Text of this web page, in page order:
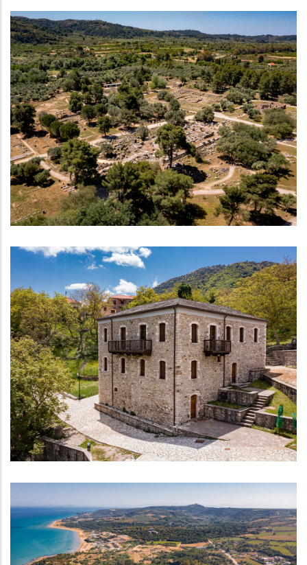
Αρχαιολογικός χώρος Αρχαίας Ολυμπίας
ΜΟΥΣΕΊΑ - ΑΡΧΑΙΟΛΟΓΙΚΟΊ ΧΏΡΟΙ
«Αρχοντικό Πετραλιά» - Κέντρο Πολιτισμού και
Περιβάλλοντος Δίβρης
ΑΞΙΟΘΈΑΤΑ